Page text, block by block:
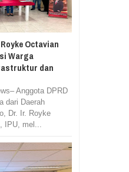
Octavian
Warga
dan
Anggota DPRD
dari Daerah
Dr. Ir. Royke
IPU, mel...